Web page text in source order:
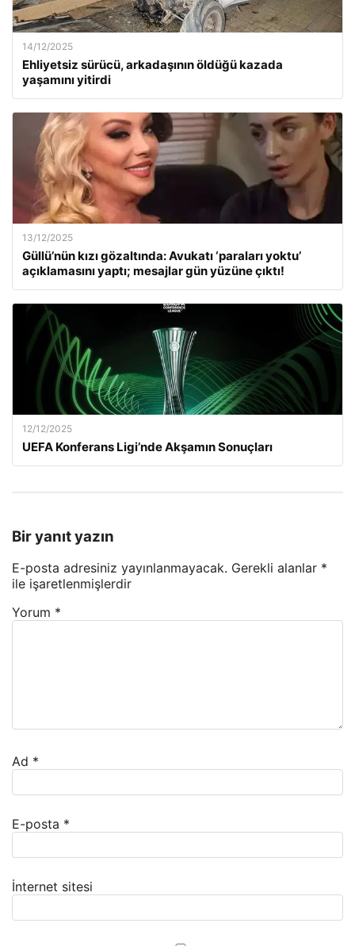
14/12/2025
Ehliyetsiz sürücü, arkadaşının öldüğü kazada
yaşamını yitirdi
13/12/2025
Güllü’nün kızı gözaltında: Avukatı ‘paraları yoktu’
açıklamasını yaptı; mesajlar gün yüzüne çıktı!
12/12/2025
UEFA Konferans Ligi’nde Akşamın Sonuçları
Bir yanıt yazın
E-posta adresiniz yayınlanmayacak. Gerekli alanlar *
ile işaretlenmişlerdir
Yorum *
Ad *
E-posta *
İnternet sitesi